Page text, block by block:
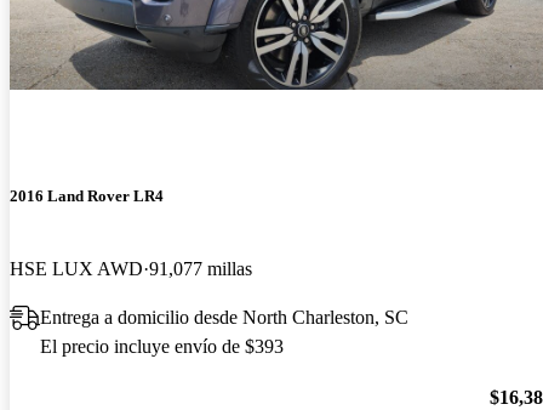
2016 Land Rover LR4
HSE LUX AWD 91,077 millas
Entrega a domicilio desde North Charleston, SC
El precio incluye envío de $393